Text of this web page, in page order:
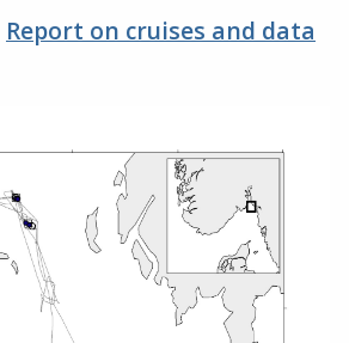
Report on cruises and data